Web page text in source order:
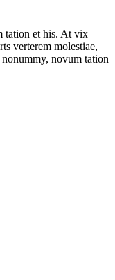
tation et his. At vix
verterem molestiae,
novum tation